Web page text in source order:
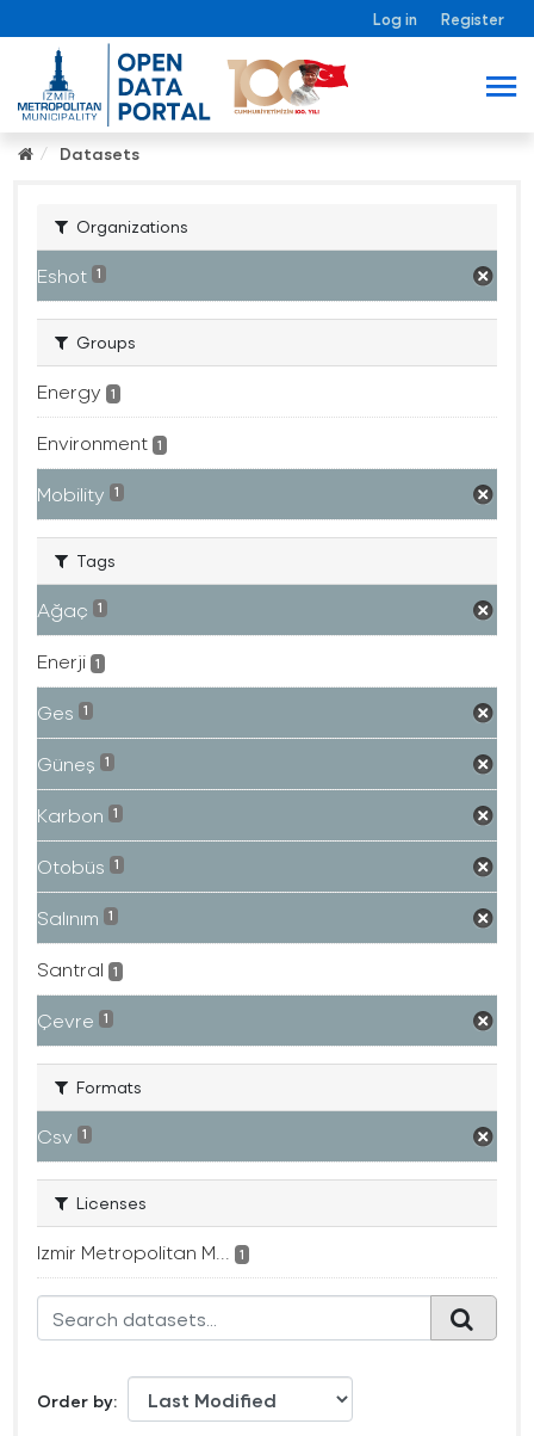
Log in Register
Datasets
Organizations
Eshot 1
Groups
Energy 1
Environment 1
Mobility 1
Tags
Ağaç 1
Enerji 1
Ges 1
Güneş 1
Karbon 1
Otobüs 1
Salınım 1
Santral 1
Çevre 1
Formats
Csv 1
Licenses
Izmir Metropolitan M... 1
Order by